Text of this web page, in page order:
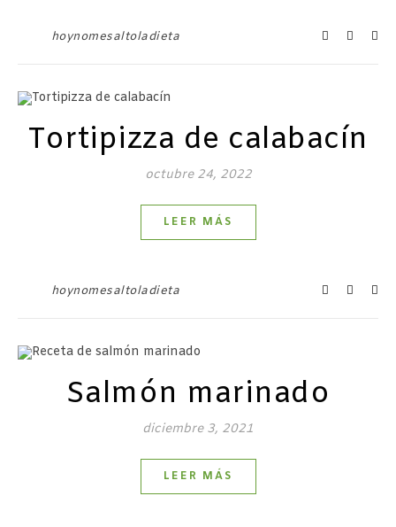
hoynomesaltoladieta
Tortipizza de calabacín
octubre 24, 2022
LEER MÁS
hoynomesaltoladieta
Salmón marinado
diciembre 3, 2021
LEER MÁS